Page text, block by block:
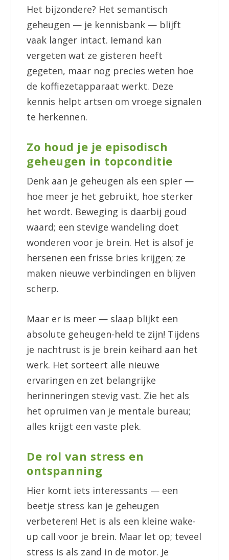
Het bijzondere? Het semantisch
geheugen — je kennisbank — blijft
vaak langer intact. Iemand kan
vergeten wat ze gisteren heeft
gegeten, maar nog precies weten hoe
de koffiezetapparaat werkt. Deze
kennis helpt artsen om vroege signalen
te herkennen.
Zo houd je je episodisch
geheugen in topconditie
Denk aan je geheugen als een spier —
hoe meer je het gebruikt, hoe sterker
het wordt. Beweging is daarbij goud
waard; een stevige wandeling doet
wonderen voor je brein. Het is alsof je
hersenen een frisse bries krijgen; ze
maken nieuwe verbindingen en blijven
scherp.
Maar er is meer — slaap blijkt een
absolute geheugen-held te zijn! Tijdens
je nachtrust is je brein keihard aan het
werk. Het sorteert alle nieuwe
ervaringen en zet belangrijke
herinneringen stevig vast. Zie het als
het opruimen van je mentale bureau;
alles krijgt een vaste plek.
De rol van stress en
ontspanning
Hier komt iets interessants — een
beetje stress kan je geheugen
verbeteren! Het is als een kleine wake-
up call voor je brein. Maar let op; teveel
stress is als zand in de motor. Je